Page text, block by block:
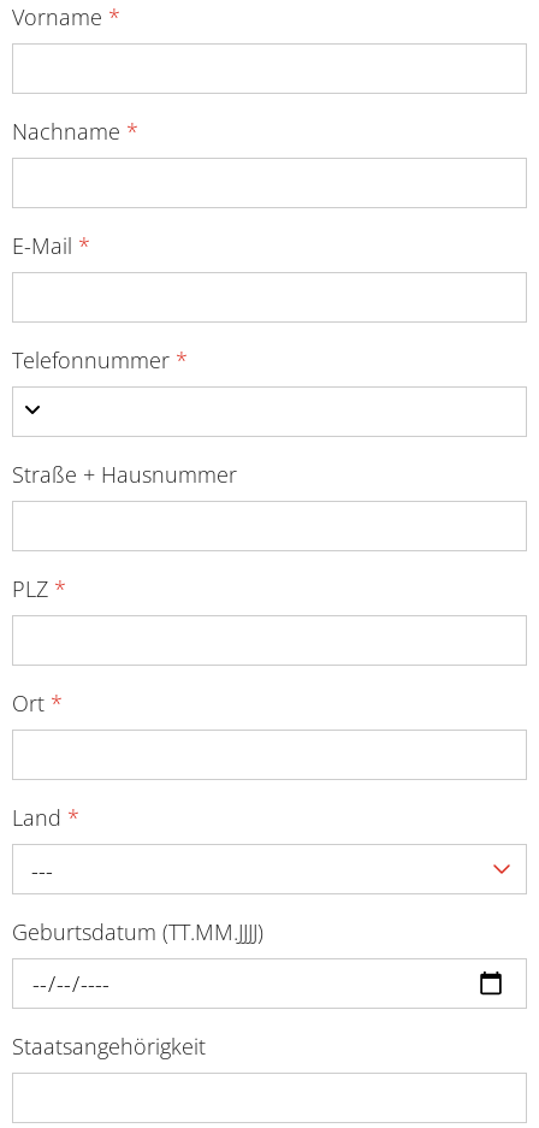
Vorname *
Nachname *
E-Mail *
Telefonnummer *
Straße + Hausnummer
PLZ *
Ort *
Land *
---
Geburtsdatum (TT.MM.JJJJ)
Staatsangehörigkeit